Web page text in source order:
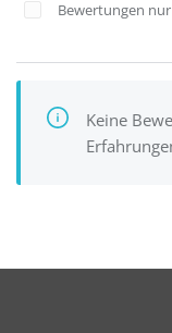
Bewertungen
Keine